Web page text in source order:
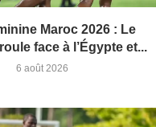
Maroc 2026 : Le
face à l’Égypte et...
6 août 2026